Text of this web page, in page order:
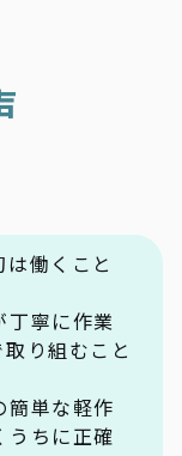
働くこと
丁寧に作業
り組むこと
簡単な軽作
うちに正確